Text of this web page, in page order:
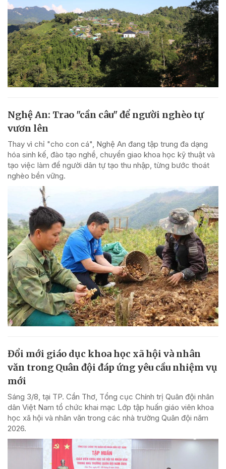
Nghệ An: Trao "cần câu" để người nghèo tự
vươn lên
Thay vì chỉ "cho con cá", Nghệ An đang tập trung đa dạng
hóa sinh kế, đào tạo nghề, chuyển giao khoa học kỹ thuật và
tạo việc làm để người dân tự tạo thu nhập, từng bước thoát
nghèo bền vững.
Đổi mới giáo dục khoa học xã hội và nhân
văn trong Quân đội đáp ứng yêu cầu nhiệm vụ
mới
Sáng 3/8, tại TP. Cần Thơ, Tổng cục Chính trị Quân đội nhân
dân Việt Nam tổ chức khai mạc Lớp tập huấn giáo viên khoa
học xã hội và nhân văn trong các nhà trường Quân đội năm
2026.